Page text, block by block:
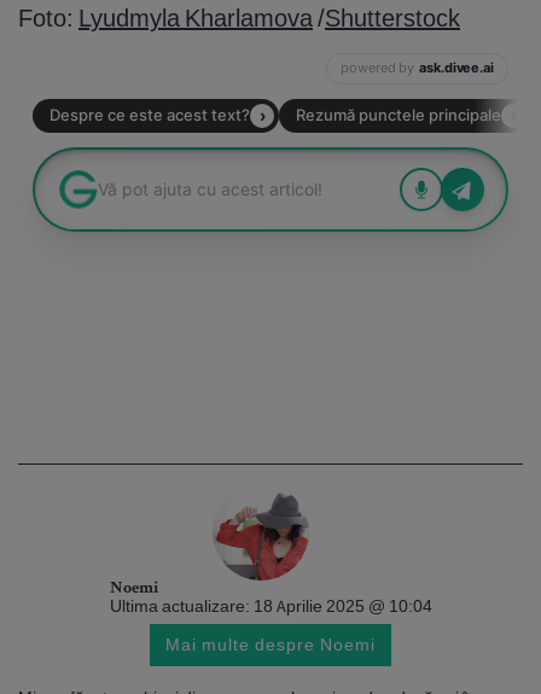
Foto: Lyudmyla Kharlamova/Shutterstock
Noemi
Ultima actualizare: 18 Aprilie 2025 @ 10:04
Mai multe despre Noemi